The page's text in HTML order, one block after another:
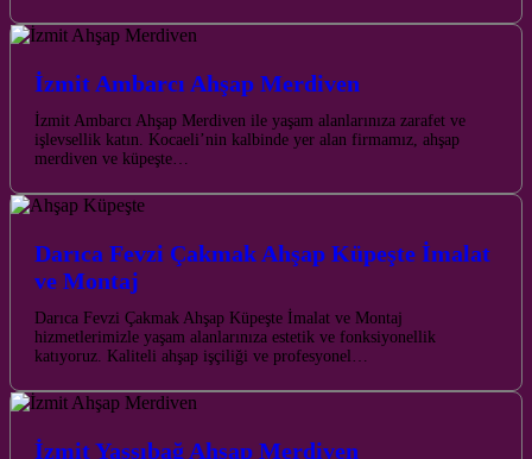
İzmit Ambarcı Ahşap Merdiven
İzmit Ambarcı Ahşap Merdiven ile yaşam alanlarınıza zarafet ve
işlevsellik katın. Kocaeli’nin kalbinde yer alan firmamız, ahşap
merdiven ve küpeşte…
Darıca Fevzi Çakmak Ahşap Küpeşte İmalat
ve Montaj
Darıca Fevzi Çakmak Ahşap Küpeşte İmalat ve Montaj
hizmetlerimizle yaşam alanlarınıza estetik ve fonksiyonellik
katıyoruz. Kaliteli ahşap işçiliği ve profesyonel…
İzmit Yassıbağ Ahşap Merdiven